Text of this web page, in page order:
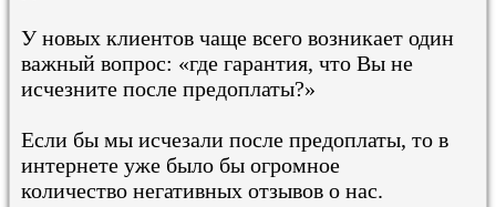
У новых клиентов чаще всего возникает один
важный вопрос: «где гарантия, что Вы не
исчезните после предоплаты?»
Если бы мы исчезали после предоплаты, то в
интернете уже было бы огромное
количество негативных отзывов о нас.